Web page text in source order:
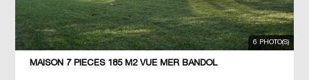
6 PHOTO(S)
MAISON 7 PIECES 185 M2 VUE MER BANDOL